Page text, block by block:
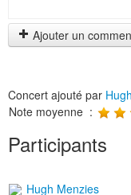
Ajouter un
Concert ajouté par
Note moyenne :
Participants
Hugh Menzies